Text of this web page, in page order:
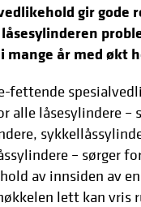
gir gode
mange år med økt
fettende
alle låsesylindere –
– sørger
av innsiden av
lett kan vris